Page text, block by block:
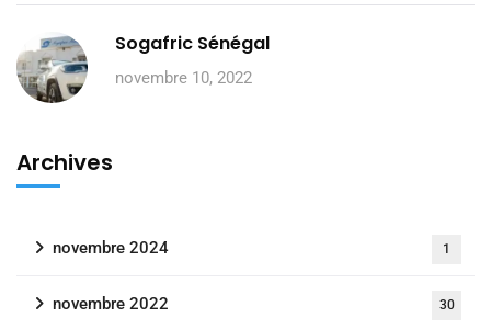
Sogafric Sénégal
novembre 10, 2022
Archives
novembre 2024 1
novembre 2022 30